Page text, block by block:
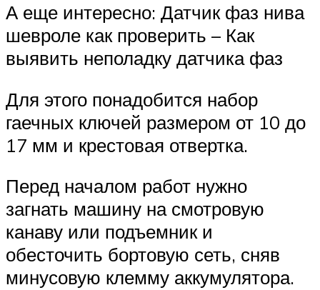
А еще интересно: Датчик фаз нива
шевроле как проверить – Как
выявить неполадку датчика фаз
Для этого понадобится набор
гаечных ключей размером от 10 до
17 мм и крестовая отвертка.
Перед началом работ нужно
загнать машину на смотровую
канаву или подъемник и
обесточить бортовую сеть, сняв
минусовую клемму аккумулятора.